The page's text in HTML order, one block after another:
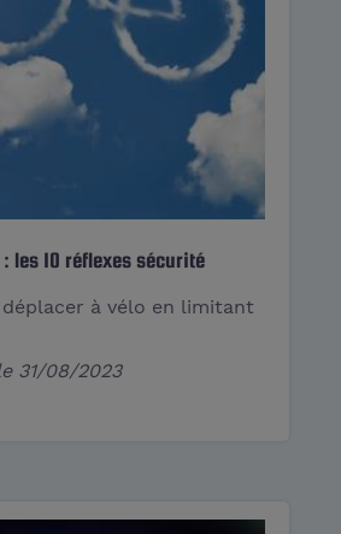
les 10 réflexes sécurité
à vélo en limitant
31/08/2023